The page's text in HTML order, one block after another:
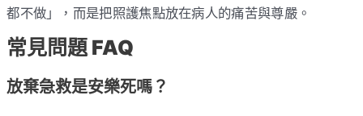
都不做」，而是把照護焦點放在病人的痛苦與尊嚴。
常見問題 FAQ
放棄急救是安樂死嗎？